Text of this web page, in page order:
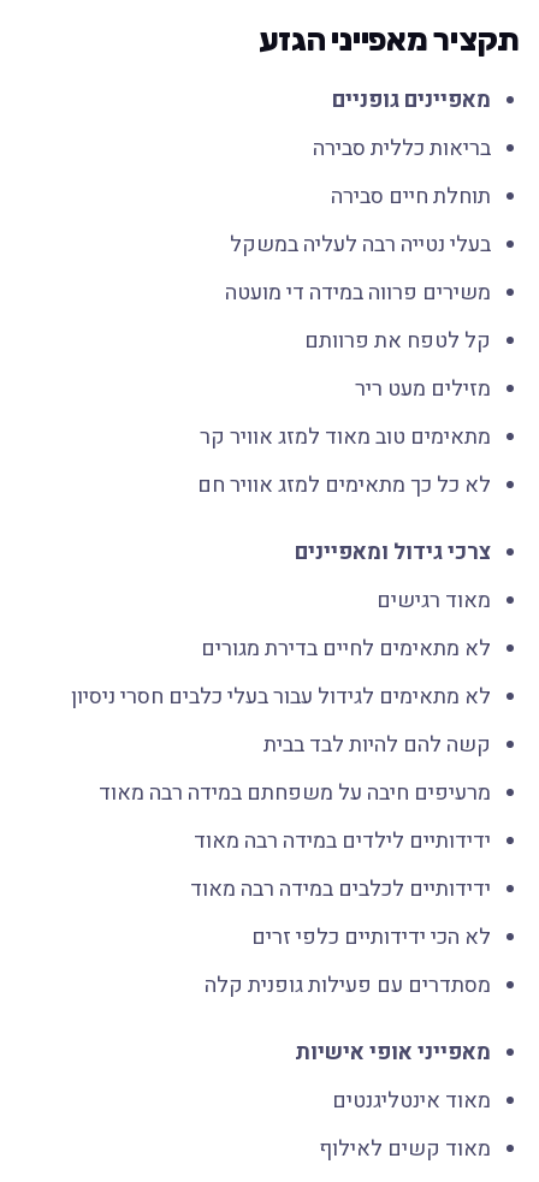
תקציר מאפייני הגזע
מאפיינים גופניים
בריאות כללית סבירה
תוחלת חיים סבירה
בעלי נטייה רבה לעליה במשקל
משירים פרווה במידה די מועטה
קל לטפח את פרוותם
מזילים מעט ריר
מתאימים טוב מאוד למזג אוויר קר
לא כל כך מתאימים למזג אוויר חם
צרכי גידול ומאפיינים
מאוד רגישים
לא מתאימים לחיים בדירת מגורים
לא מתאימים לגידול עבור בעלי כלבים חסרי ניסיון
קשה להם להיות לבד בבית
מרעיפים חיבה על משפחתם במידה רבה מאוד
ידידותיים לילדים במידה רבה מאוד
ידידותיים לכלבים במידה רבה מאוד
לא הכי ידידותיים כלפי זרים
מסתדרים עם פעילות גופנית קלה
מאפייני אופי אישיות
מאוד אינטליגנטים
מאוד קשים לאילוף